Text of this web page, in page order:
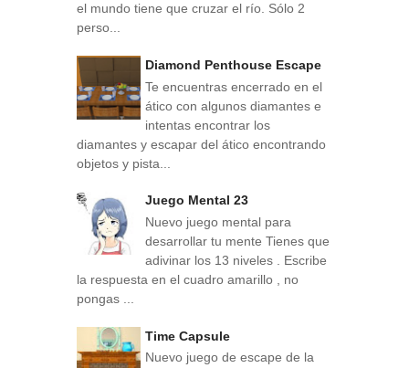
el mundo tiene que cruzar el río. Sólo 2
perso...
Diamond Penthouse Escape
Te encuentras encerrado en el
ático con algunos diamantes e
intentas encontrar los
diamantes y escapar del ático encontrando
objetos y pista...
Juego Mental 23
Nuevo juego mental para
desarrollar tu mente Tienes que
adivinar los 13 niveles . Escribe
la respuesta en el cuadro amarillo , no
pongas ...
Time Capsule
Nuevo juego de escape de la